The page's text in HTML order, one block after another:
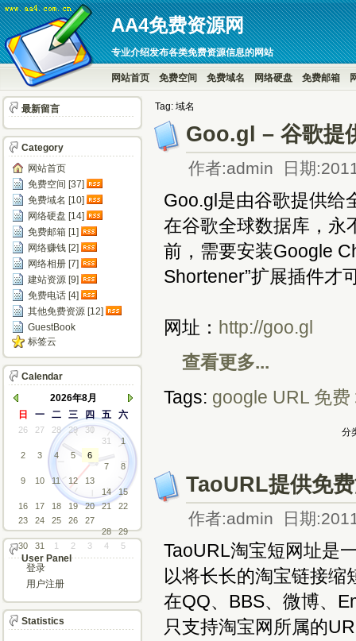
AA4免费资源网
专业介绍发布各类免费资源信息的网站
网站首页 免费空间 免费域名 网络硬盘 免费邮箱
Tag: 域名
Goo.gl – 谷歌提
作者:admin 日期
Goo.gl是由谷歌提供给
在谷歌全球数据库，永
前，需要安装Google
Shortener”扩展插件才
网址： http://goo.gl
查看更多...
Tags: google URL 免费
分
TaoURL提供免
作者:admin 日期
TaoURL淘宝短网址是
以将长长的淘宝链接
在QQ、BBS、微博、
只支持淘宝网所属的
最新留言
Category
网站首页
免费空间 [37]
免费域名 [10]
网络硬盘 [14]
免费邮箱 [1]
网络赚钱 [2]
网络相册 [7]
建站资源 [9]
免费电话 [4]
其他免费资源 [12]
GuestBook
标签云
Calendar
2026年8月
日
一 二 三 四 五 六
26 27 28 29
30
31
1
2
3 4 5
6
7
8
9
10 11 12
13
14
15
16
17 18 19 20 21
22
23
24 25 26
27
28
29
30
31 1 2 3 4 5
User Panel
登录
用户注册
Statistics